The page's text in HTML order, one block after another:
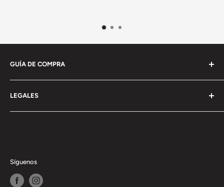
GUÍA DE COMPRA
Información General
Envío
Pagos y devoluciones
LEGALES
Terminos y condiciones
Síguenos